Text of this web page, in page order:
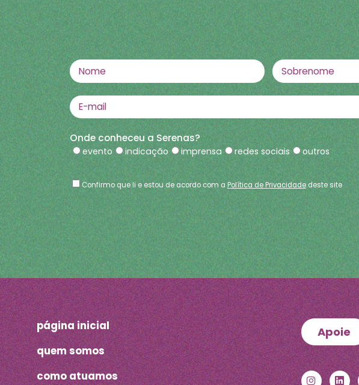
Onde conheceu a Serenas?
evento indicação imprensa redes sociais outros
Confirmo que li e estou de acordo com aPolítica de Privacidadedeste site
página inicial
quem somos
como atuamos
Apoie